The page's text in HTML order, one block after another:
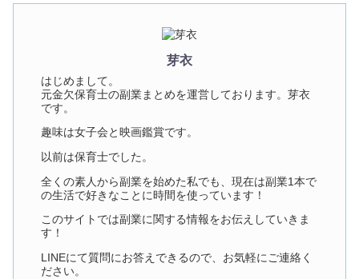
芽衣
はじめまして。
元金欠保育士の副業まとめを運営しております。芽衣
です。
趣味は女子会と映画鑑賞です。
以前は保育士でした。
全くの素人から副業を始めた私でも、現在は副業1本で
の生活で好きなことに時間を使っています！
このサイトでは副業に関する情報をお伝えしていきま
す！
LINEにて質問にお答えできるので、お気軽にご連絡く
ださい。